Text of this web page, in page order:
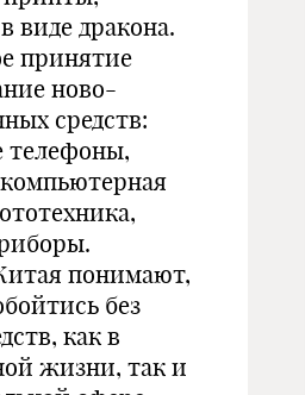
виде дракона.
принятие
ново-
средств:
телефоны,
понимают,
без
как в
жизни, так и